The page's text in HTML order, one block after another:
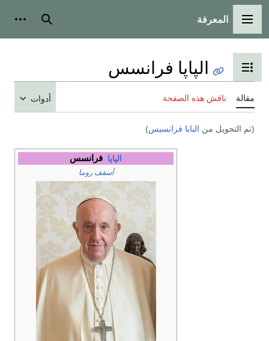
القائمة الرئيسية
المعرفة بحث
تبديل عرض جدول المحتويات
الپاپا فرانسس
مقالة ناقش هذه الصفحة أدوات
(تم التحويل من البابا فرانسيس)
الپاپا فرانسس
أسقف روما